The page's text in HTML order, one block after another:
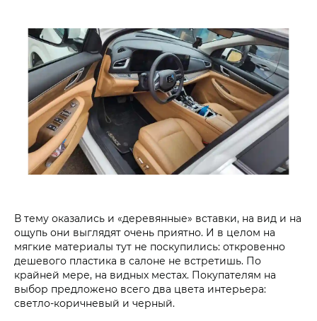
В тему оказались и «деревянные» вставки, на вид и на
ощупь они выглядят очень приятно. И в целом на
мягкие материалы тут не поскупились: откровенно
дешевого пластика в салоне не встретишь. По
крайней мере, на видных местах. Покупателям на
выбор предложено всего два цвета интерьера:
светло-коричневый и черный.